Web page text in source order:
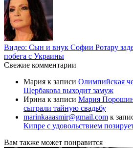
Видео: Сын и внук Софии Ротару
побега с Украины
Свежие комментарии
Мария к записи Олимпийская
Щербакова выходит замуж
Ирина к записи Мария
сыграли тайную свадьбу
marinkaaasmir@gmail.com к
Кипре с удовольствием
Вам также может понравится